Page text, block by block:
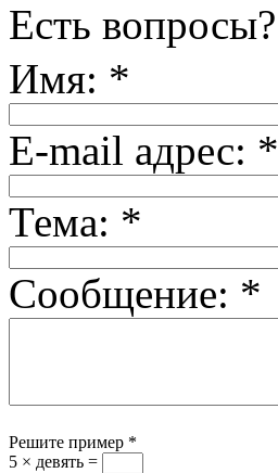
Есть вопросы?
Имя: *
E-mail адрес: *
Тема: *
Сообщение: *
Решите пример *
5 × девять =